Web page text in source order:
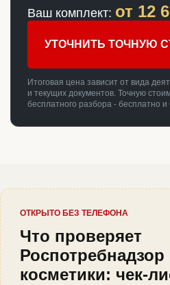
Ваш комплект: от 12
УТОЧНИТЬ ТОЧНУЮ
Итоговая цена зависит от вида
и текущих документов. Точную
бесплатного разбора - бесплатно и
ОТКРЫТО БЕЗ ТЕЛЕФОНА
Что проверяет
Роспотребнадзор
косметики: чек-